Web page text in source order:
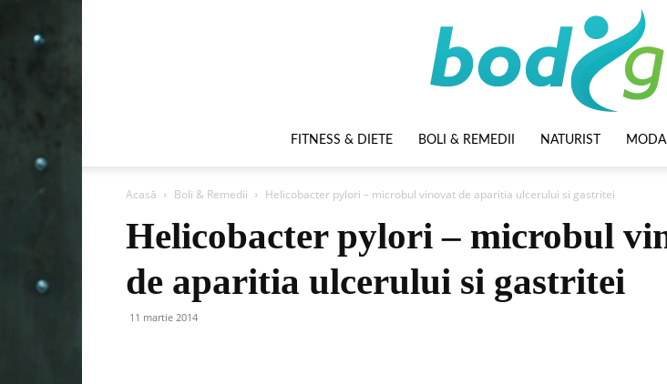
FITNESS & DIETE BOLI & REMEDII NATURIST
Acasă Boli & Remedii Helicobacter pylori – microbul vinovat de aparitia ulcerului si gastritei
Helicobacter pylori – microbul
de aparitia ulcerului si gastritei
11 martie 2014